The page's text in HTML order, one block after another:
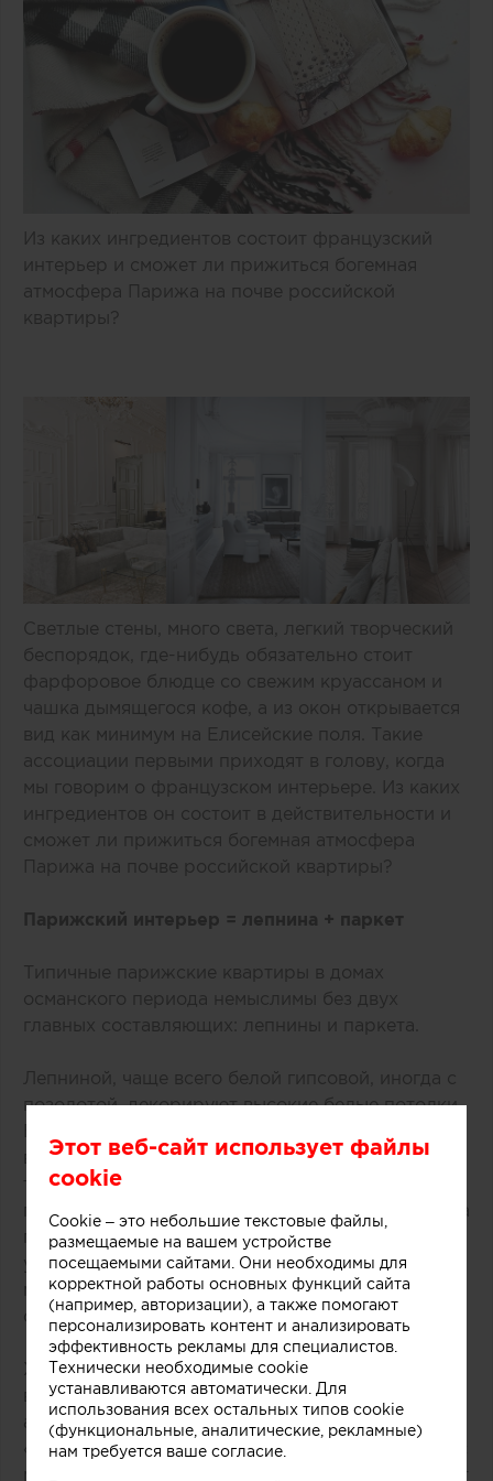
Из каких ингредиентов состоит французский
интерьер и сможет ли прижиться богемная
атмосфера Парижа на почве российской
квартиры?
Светлые стены, много света, легкий творческий
беспорядок, где-нибудь обязательно стоит
фарфоровое блюдце со свежим круассаном и
чашка дымящегося кофе, а из окон открывается
вид как минимум на Елисейские поля. Такие
ассоциации первыми приходят в голову, когда
мы говорим о французском интерьере. Из каких
ингредиентов он состоит в действительности и
сможет ли прижиться богемная атмосфера
Парижа на почве российской квартиры?
Парижский интерьер = лепнина + паркет
Типичные парижские квартиры в домах
османского периода немыслимы без двух
главных составляющих: лепнины и паркета.
Лепниной, чаще всего белой гипсовой, иногда с
позолотой, декорируют высокие белые потолки.
В парижских квартирах старого фонда лепнина
всегда идет в дуэте с паркетом, он может быть
тёмным или светлым, матовым или глянцевым,
главное, чтобы был выложен «‎ёлочкой». Фактура
паркета визуально согревает интерьер,
уравновешивая «‎прохладный» эффект
минималистичных светлых стен — ещё одной
составляющей парижского стиля в интерьере.
Характерная цветовая гамма всегда светлая, как
в стиле прованс, контрасты и яркие цветовые
акценты встречаются редко. Распространенные
«‎парижские» оттенки: белый, кремовый и кофе с
молоком. Такая цветовая схема хорошо работает
Этот веб-сайт использует файлы
cookie
Cookie – это небольшие текстовые файлы,
размещаемые на вашем устройстве
посещаемыми сайтами. Они необходимы для
корректной работы основных функций сайта
(например, авторизации), а также помогают
персонализировать контент и анализировать
эффективность рекламы для специалистов.
Технически необходимые cookie
устанавливаются автоматически. Для
использования всех остальных типов cookie
(функциональные, аналитические, рекламные)
нам требуется ваше согласие.